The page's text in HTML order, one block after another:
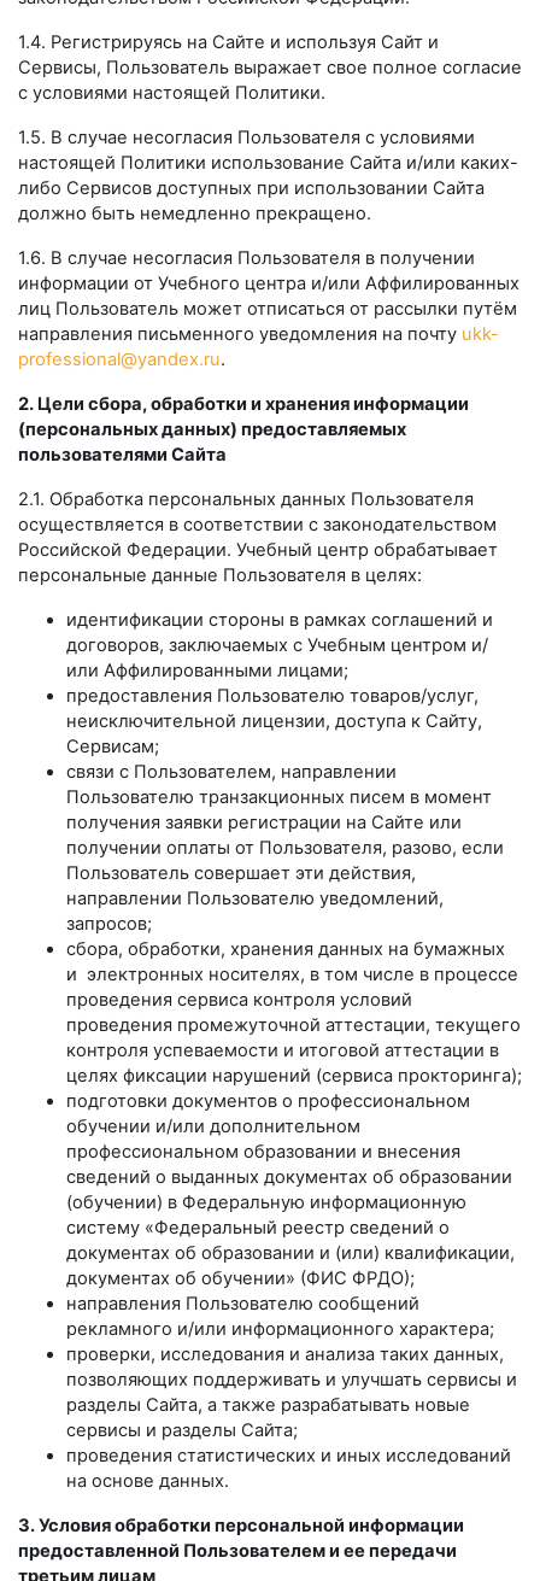
1.4. Регистрируясь на Сайте и используя Сайт и
Сервисы, Пользователь выражает свое полное согласие
с условиями настоящей Политики.
1.5. В случае несогласия Пользователя с условиями
настоящей Политики использование Сайта и/или каких-
либо Сервисов доступных при использовании Сайта
должно быть немедленно прекращено.
1.6. В случае несогласия Пользователя в получении
информации от Учебного центра и/или Аффилированных
лиц Пользователь может отписаться от рассылки путём
направления письменного уведомления на почту ukk-
professional@yandex.ru.
2. Цели сбора, обработки и хранения информации
(персональных данных) предоставляемых
пользователями Сайта
2.1. Обработка персональных данных Пользователя
осуществляется в соответствии с законодательством
Российской Федерации. Учебный центр обрабатывает
персональные данные Пользователя в целях:
идентификации стороны в рамках соглашений и
договоров, заключаемых с Учебным центром и/
или Аффилированными лицами;
предоставления Пользователю товаров/услуг,
неисключительной лицензии, доступа к Сайту,
Сервисам;
связи с Пользователем, направлении
Пользователю транзакционных писем в момент
получения заявки регистрации на Сайте или
получении оплаты от Пользователя, разово, если
Пользователь совершает эти действия,
направлении Пользователю уведомлений,
запросов;
сбора, обработки, хранения данных на бумажных
и электронных носителях, в том числе в процессе
проведения сервиса контроля условий
проведения промежуточной аттестации, текущего
контроля успеваемости и итоговой аттестации в
целях фиксации нарушений (сервиса прокторинга);
подготовки документов о профессиональном
обучении и/или дополнительном
профессиональном образовании и внесения
сведений о выданных документах об образовании
(обучении) в Федеральную информационную
систему «Федеральный реестр сведений о
документах об образовании и (или) квалификации,
документах об обучении» (ФИС ФРДО);
направления Пользователю сообщений
рекламного и/или информационного характера;
проверки, исследования и анализа таких данных,
позволяющих поддерживать и улучшать сервисы и
разделы Сайта, а также разрабатывать новые
сервисы и разделы Сайта;
проведения статистических и иных исследований
на основе данных.
3. Условия обработки персональной информации
предоставленной Пользователем и ее передачи
третьим лицам